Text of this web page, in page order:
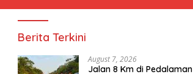
Berita Terkini
August 7, 2026
Jalan 8 Km di Pedalaman